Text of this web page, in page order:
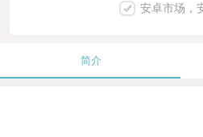
安卓市场，
简介